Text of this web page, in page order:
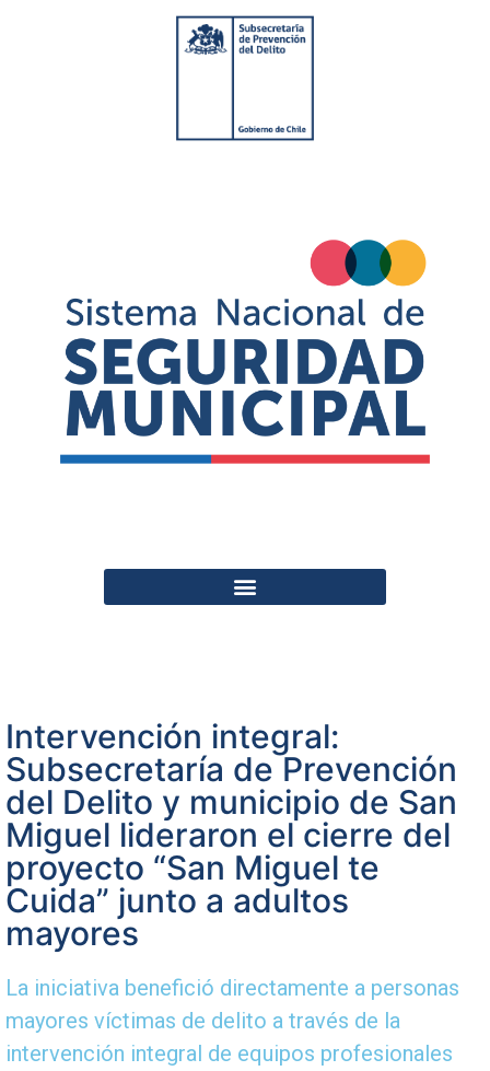
Intervención integral:
Subsecretaría de Prevención
del Delito y municipio de San
Miguel lideraron el cierre del
proyecto “San Miguel te
Cuida” junto a adultos
mayores
La iniciativa benefició directamente a personas
mayores víctimas de delito a través de la
intervención integral de equipos profesionales